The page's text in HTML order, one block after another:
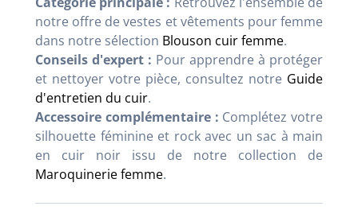
notre offre de vestes et vêtements pour femme
dans notre sélection Blouson cuir femme.
Conseils d'expert : Pour apprendre à protéger
et nettoyer votre pièce, consultez notre Guide
d'entretien du cuir.
Accessoire complémentaire : Complétez votre
silhouette féminine et rock avec un sac à main
en cuir noir issu de notre collection de
Maroquinerie femme.